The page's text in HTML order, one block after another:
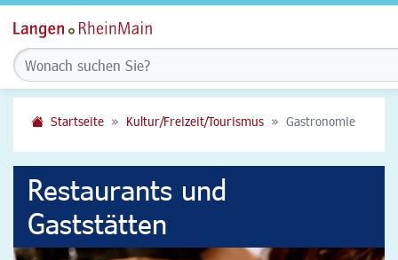
Startseite Kultur/Freizeit/Tourismus Gastronomie
Restaurants und
Gaststätten